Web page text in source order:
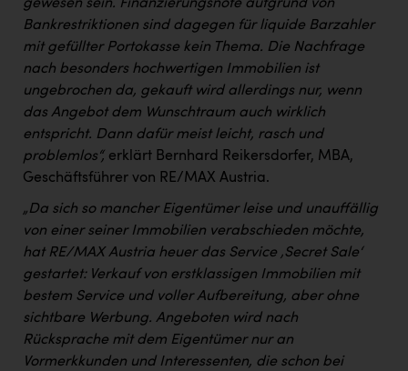
gewesen sein. Finanzierungsnöte aufgrund von
Bankrestriktionen sind dagegen für liquide Barzahler
mit gefüllter Portokasse kein Thema. Die Nachfrage
nach besonders hochwertigen Immobilien ist
ungebrochen da, gekauft wird allerdings nur, wenn
das Angebot dem Wunschtraum auch wirklich
entspricht. Dann dafür meist leicht, rasch und
problemlos“, erklärt Bernhard Reikersdorfer, MBA,
Geschäftsführer von RE/MAX Austria.
„Da sich so mancher Eigentümer leise und unauffällig
von einer seiner Immobilien verabschieden möchte,
hat RE/MAX Austria heuer das Service ‚Secret Sale‘
gestartet: Verkauf von erstklassigen Immobilien mit
bestem Service und voller Aufbereitung, aber ohne
sichtbare Werbung. Angeboten wird nach
Rücksprache mit dem Eigentümer nur an
Vormerkkunden und Interessenten, die schon bei